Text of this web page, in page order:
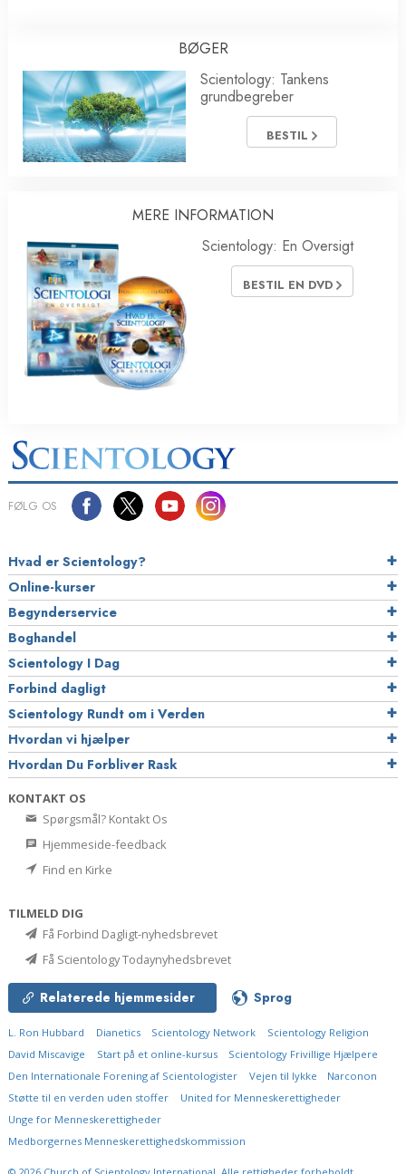
BØGER
Scientology: Tankens
grundbegreber
BESTIL
MERE INFORMATION
Scientology: En Oversigt
BESTIL EN DVD
FØLG OS
Hvad er Scientology?
Online-kurser
Begynderservice
Boghandel
Scientology I Dag
Forbind dagligt
Scientology Rundt om i Verden
Hvordan vi hjælper
Hvordan Du Forbliver Rask
KONTAKT OS
Spørgsmål? Kontakt Os
Hjemmeside-feedback
Find en Kirke
TILMELD DIG
Få Forbind Dagligt-nyhedsbrevet
Få Scientology Todaynyhedsbrevet
Relaterede hjemmesider Sprog
L. Ron Hubbard Dianetics Scientology Network
Scientology Religion
David Miscavige
Start på et online-kursus
Scientology Frivillige Hjælpere
Den Internationale Forening af Scientologister
Vejen til lykke
Narconon
Støtte til en verden uden stoffer
United for Menneskerettigheder
Unge for Menneskerettigheder
Medborgernes Menneskerettigheds­kommission